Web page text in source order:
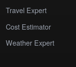
Travel Expert
Cost Estimator
Weather Expert